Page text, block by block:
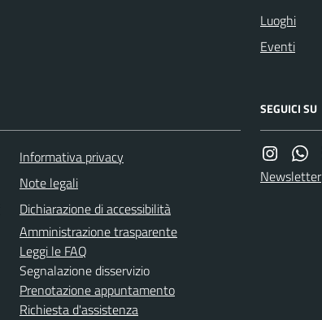
Luoghi
Eventi
Informativa privacy
Note legali
Dichiarazione di accessibilità
Amministrazione trasparente
Leggi le FAQ
Segnalazione disservizio
Prenotazione appuntamento
Richiesta d'assistenza
SEGUICI SU
Newsletter